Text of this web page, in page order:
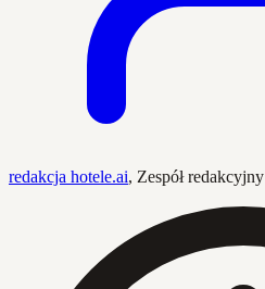
redakcja hotele.ai, Zespół redakcyjny